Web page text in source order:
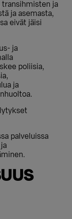
transihmisten ja
ja asemasta,
eivät jäisi
ja
poliisia,
ja
palveluissa